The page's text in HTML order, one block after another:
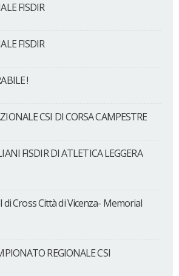
FISDIR
FISDIR
!
CSI DI CORSA CAMPESTRE
FISDIR DI ATLETICA LEGGERA
di Cross Città di Vicenza- Memorial
REGIONALE CSI